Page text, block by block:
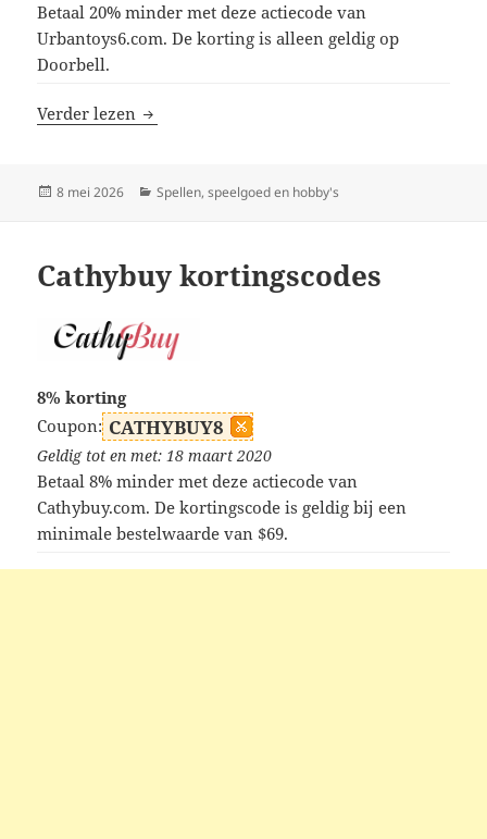
Betaal 20% minder met deze actiecode van
Urbantoys6.com. De korting is alleen geldig op
Doorbell.
Verder lezen Urbantoys6 kortingscodes
Geplaatst
8 mei 2026 Categorieën
Spellen, speelgoed en hobby's
Cathybuy kortingscodes
8% korting
Coupon: CATHYBUY8
Geldig tot en met: 18 maart 2020
Betaal 8% minder met deze actiecode van
Cathybuy.com. De kortingscode is geldig bij een
minimale bestelwaarde van $69.